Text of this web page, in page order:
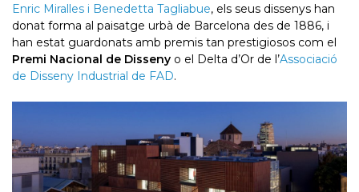
Enric Miralles i Benedetta Tagliabue, els seus dissenys han
donat forma al paisatge urbà de Barcelona des de 1886, i
han estat guardonats amb premis tan prestigiosos com el
Premi Nacional de Disseny o el Delta d’Or de l’Associació
de Disseny Industrial de FAD.